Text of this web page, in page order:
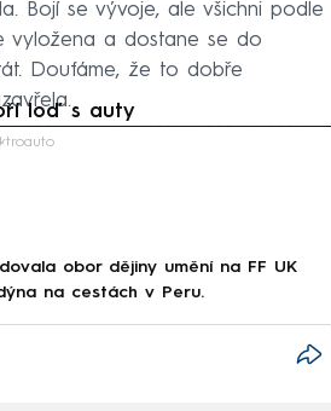
Bojí se vývoje, ale všichni podle
vyložena a dostane se do
Doufáme, že to dobře
loď s auty
obor dějiny umění na FF UK
na cestách v Peru.